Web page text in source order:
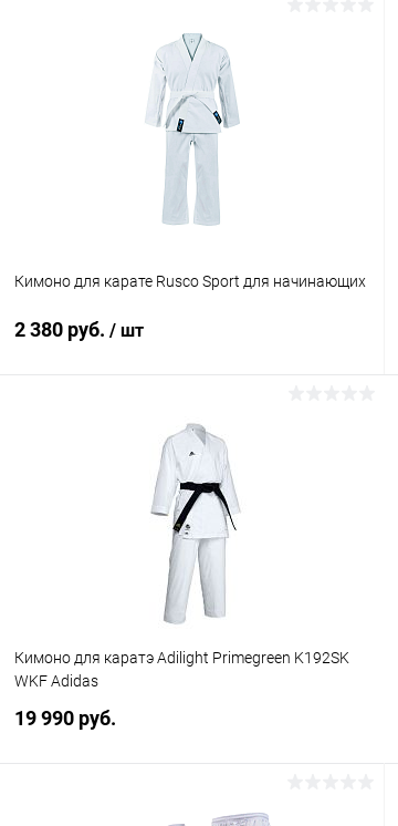
Кимоно для карате Rusco Sport для начинающих
2 380 руб. / шт
В корзину
В наличии
Кимоно для каратэ Adilight Primegreen K192SK
WKF Adidas
19 990 руб.
В корзину